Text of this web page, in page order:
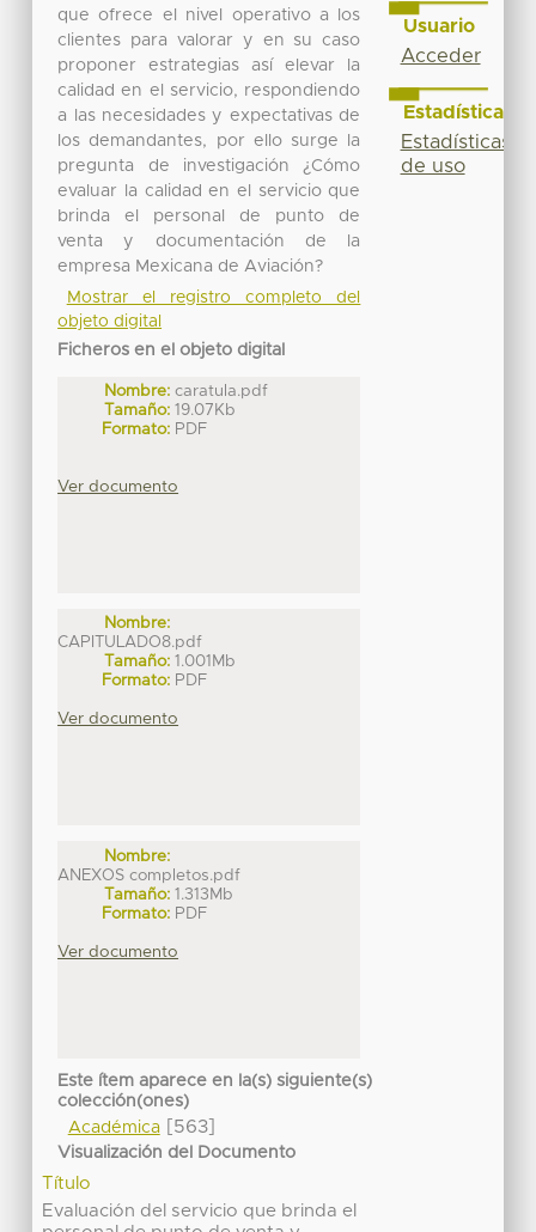
que ofrece el nivel operativo a los
clientes para valorar y en su caso
proponer estrategias así elevar la
calidad en el servicio, respondiendo
a las necesidades y expectativas de
los demandantes, por ello surge la
pregunta de investigación ¿Cómo
evaluar la calidad en el servicio que
brinda el personal de punto de
venta y documentación de la
empresa Mexicana de Aviación?
Mostrar el registro completo del
objeto digital
Ficheros en el objeto digital
Nombre: caratula.pdf
Tamaño: 19.07Kb
Formato: PDF
Ver documento
Nombre:
CAPITULADO8.pdf
Tamaño: 1.001Mb
Formato: PDF
Ver documento
Nombre:
ANEXOS completos.pdf
Tamaño: 1.313Mb
Formato: PDF
Ver documento
Este ítem aparece en la(s) siguiente(s)
colección(ones)
Académica[563]
Visualización del Documento
Título
Evaluación del servicio que brinda el
Usuario
Acceder
Estadísticas
Estadísticas
de uso